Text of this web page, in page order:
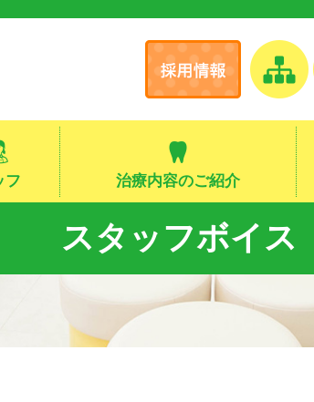
フ 治療内容のご紹介
スタッフボイス